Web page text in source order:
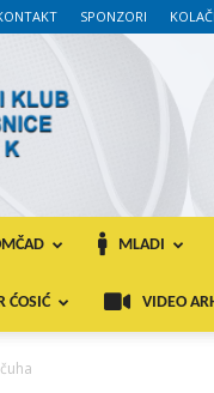
SPONZORI
MLADI
ĆOSIĆ VIDEO